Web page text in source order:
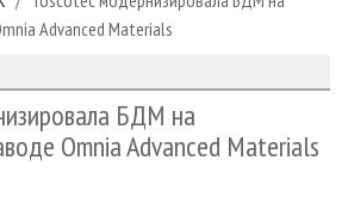
Advanced Materials
БДМ на
Omnia Advanced Materials